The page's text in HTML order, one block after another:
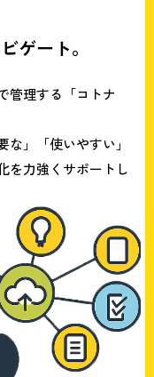
ゲート。
管理する 「コトナ
」「使いやすい」
を力強くサポートし